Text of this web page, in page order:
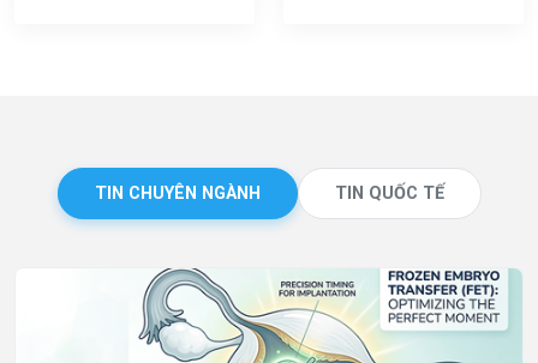
TIN CHUYÊN NGÀNH TIN QUỐC TẾ